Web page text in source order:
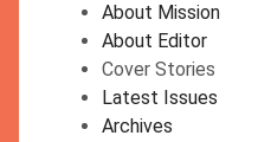
About Mission
About Editor
Cover Stories
Latest Issues
Archives